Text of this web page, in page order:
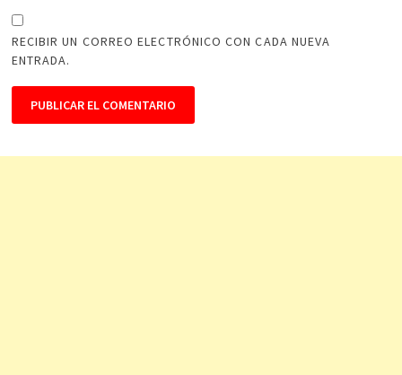
RECIBIR UN CORREO ELECTRÓNICO CON CADA NUEVA
ENTRADA.